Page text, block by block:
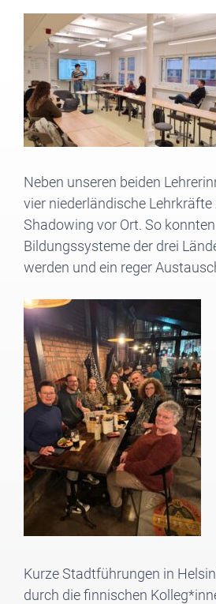
Neben unseren beiden
vier niederländische
Shadowing vor Ort. So
Bildungssysteme der drei
werden und ein reger
Kurze Stadtführungen in
durch die finnischen